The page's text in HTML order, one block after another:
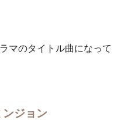
マのタイトル曲になって
ジョン